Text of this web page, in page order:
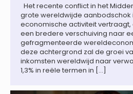
Het recente conflict in het
grote wereldwijde aanbodschok
economische activiteit
een bredere verschuiving naar
gefragmenteerde
deze achtergrond zal de groei
inkomsten wereldwijd naar
1,3% in reële termen in […]